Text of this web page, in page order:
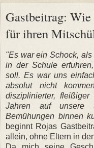
Gastbeitrag:
für ihren
"Es war ein Schock,
in der Schule
soll. Es war uns
absolut nicht
disziplinierter,
Jahren auf unsere
Bemühungen binnen
beginnt Rojas
allein, ohne Eltern in